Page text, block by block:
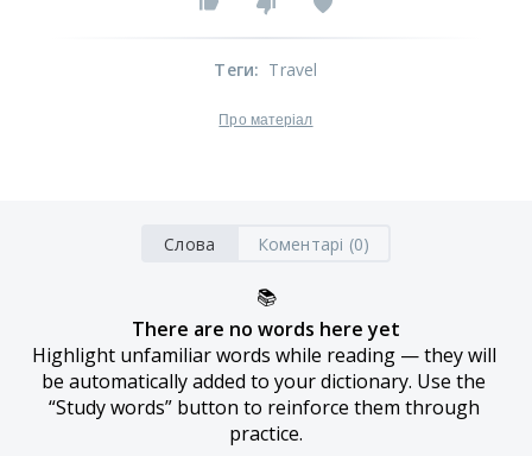
Теги: Travel
Про матеріал
Слова Коментарі (0)
📚
There are no words here yet
Highlight unfamiliar words while reading — they will
be automatically added to your dictionary. Use the
“Study words” button to reinforce them through
practice.